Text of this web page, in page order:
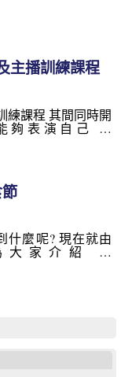
主播訓練課程
練課程 其間同時開
夠表演自己 …
什麼呢? 現在就由
為大家介紹 …